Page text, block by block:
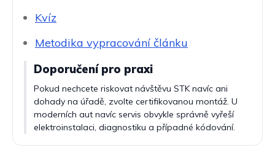
Kvíz
Metodika vypracování článku
Doporučení pro praxi
Pokud nechcete riskovat návštěvu STK navíc ani
dohady na úřadě, zvolte certifikovanou montáž. U
moderních aut navíc servis obvykle správně vyřeší
elektroinstalaci, diagnostiku a případné kódování.